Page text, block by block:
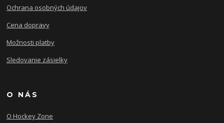
Ochrana osobných údajov
Cena dopravy
Možnosti platby
Sledovanie zásielky
O NÁS
O Hockey Zone